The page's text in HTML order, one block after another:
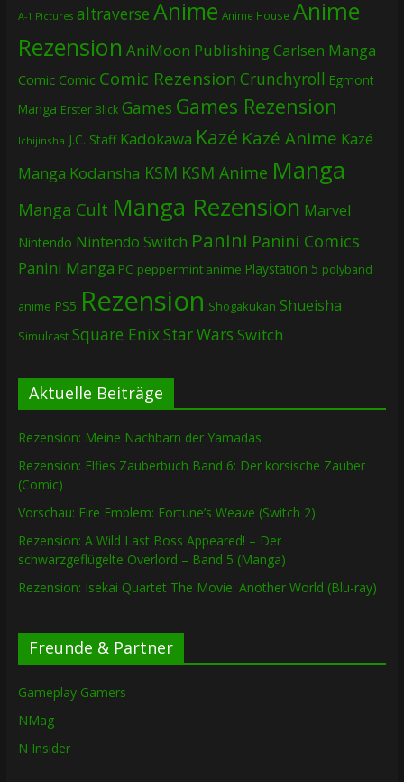
A-1 Pictures altraverse Anime Anime House Anime
Rezension AniMoon PublishingCarlsen Manga
Comic Comic Comic Rezension Crunchyroll Egmont
Manga Erster Blick Games Games Rezension
Ichijinsha J.C. Staff Kadokawa Kazé Kazé Anime Kazé
Manga Kodansha KSM KSM Anime Manga
Manga Cult Manga Rezension Marvel
Nintendo Nintendo Switch Panini Panini Comics
Panini Manga PC peppermint anime Playstation 5 polyband
anime PS5 Rezension Shogakukan Shueisha
Simulcast Square EnixStar Wars Switch
Aktuelle Beiträge
Rezension: Meine Nachbarn der Yamadas
Rezension: Elfies Zauberbuch Band 6: Der korsische Zauber
(Comic)
Vorschau: Fire Emblem: Fortune’s Weave (Switch 2)
Rezension: A Wild Last Boss Appeared! – Der
schwarzgeflügelte Overlord – Band 5 (Manga)
Rezension: Isekai Quartet The Movie: Another World (Blu-ray)
Freunde & Partner
Gameplay Gamers
NMag
N Insider